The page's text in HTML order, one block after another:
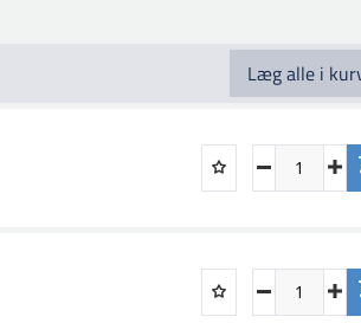
den alsidig og velegnet til en bred
så er 10-100 et rigtig godt
af ydeevne, alsidighed og
Læg alle i